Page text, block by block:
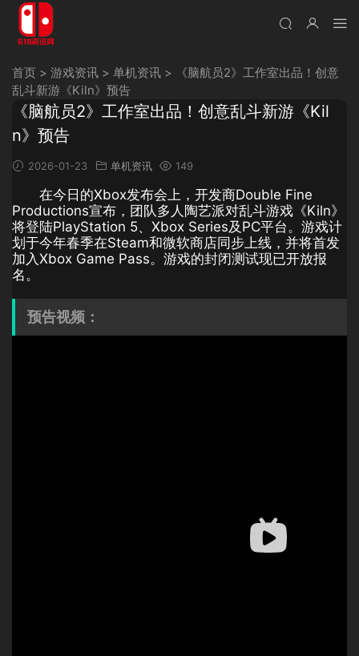
首页 > 游戏资讯 > 单机资讯 >
《脑航员2》工作室出品！创意
乱斗新游《Kiln》预告
《脑航员2》工作室出品！创意乱斗新游《Kil
n》预告
2026-01-23 单机资讯 149
在今日的Xbox发布会上，开发商Double Fine
Productions宣布，团队多人陶艺派对乱斗游戏《Kiln》
将登陆PlayStation 5、Xbox Series及PC平台。游戏计
划于今年春季在Steam和微软商店同步上线，并将首发
加入Xbox Game Pass。游戏的封闭测试现已开放报
名。
预告视频：